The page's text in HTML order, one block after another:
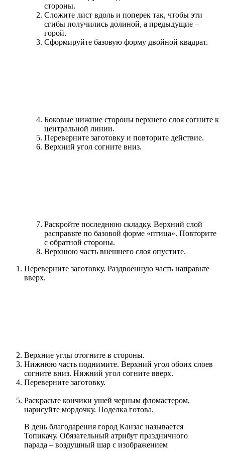
стороны.
Сложите лист вдоль и поперек так, чтобы эти
сгибы получились долиной, а предыдущие –
горой.
Сформируйте базовую форму двойной квадрат.
Боковые нижние стороны верхнего слоя согните к
центральной линии.
Переверните заготовку и повторите действие.
Верхний угол согните вниз.
Раскройте последнюю складку. Верхний слой
расправьте по базовой форме «птица». Повторите
с обратной стороны.
Верхнюю часть внешнего слоя опустите.
Переверните заготовку. Раздвоенную часть направьте
вверх.
Верхние углы отогните в стороны.
Нижнюю часть поднимите. Верхний угол обоих слоев
согните вниз. Нижний угол согните вверх.
Переверните заготовку.
Раскрасьте кончики ушей черным фломастером,
нарисуйте мордочку. Поделка готова.
В день благодарения город Канзас называется
Топикачу. Обязательный атрибут праздничного
парада – воздушный шар с изображением